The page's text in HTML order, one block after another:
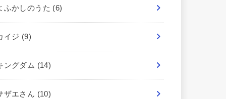
ふかしのうた (6)
イジ (9)
ングダム (14)
ザエさん (10)